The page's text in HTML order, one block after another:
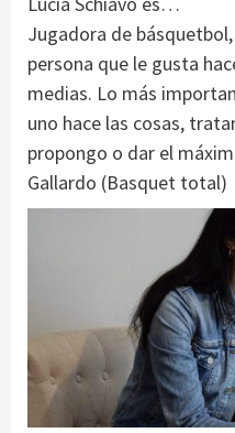
Jugadora de
persona que le gusta
medias. Lo más
uno hace las cosas,
propongo o dar el
Gallardo (Basquet total)